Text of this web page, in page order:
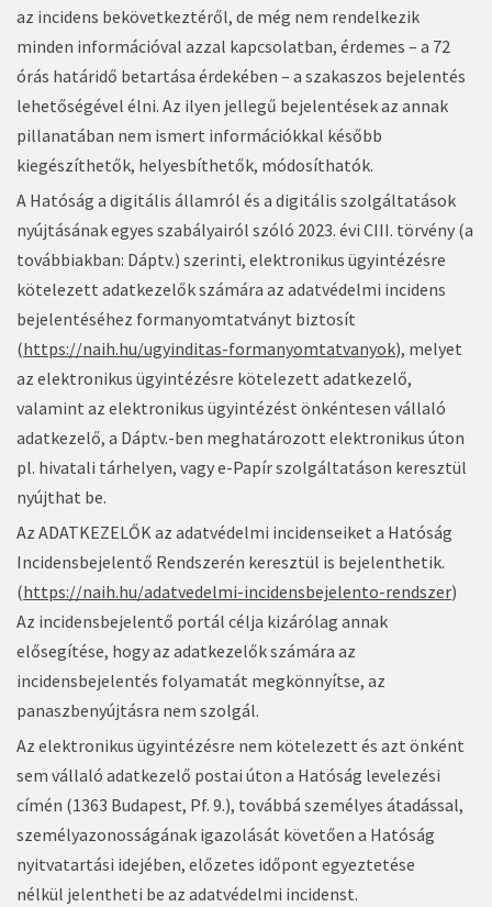
az incidens bekövetkeztéről, de még nem rendelkezik
minden információval azzal kapcsolatban, érdemes – a 72
órás határidő betartása érdekében – a szakaszos bejelentés
lehetőségével élni. Az ilyen jellegű bejelentések az annak
pillanatában nem ismert információkkal később
kiegészíthetők, helyesbíthetők, módosíthatók.
A Hatóság a digitális államról és a digitális szolgáltatások
nyújtásának egyes szabályairól szóló 2023. évi CIII. törvény (a
továbbiakban: Dáptv.) szerinti, elektronikus ügyintézésre
kötelezett adatkezelők számára az adatvédelmi incidens
bejelentéséhez formanyomtatványt biztosít
(https://naih.hu/ugyinditas-formanyomtatvanyok), melyet
az elektronikus ügyintézésre kötelezett adatkezelő,
valamint az elektronikus ügyintézést önkéntesen vállaló
adatkezelő, a Dáptv.-ben meghatározott elektronikus úton
pl. hivatali tárhelyen, vagy e-Papír szolgáltatáson keresztül
nyújthat be.
Az ADATKEZELŐK az adatvédelmi incidenseiket a Hatóság
Incidensbejelentő Rendszerén keresztül is bejelenthetik.
(https://naih.hu/adatvedelmi-incidensbejelento-rendszer)
Az incidensbejelentő portál célja kizárólag annak
elősegítése, hogy az adatkezelők számára az
incidensbejelentés folyamatát megkönnyítse, az
panaszbenyújtásra nem szolgál.
Az elektronikus ügyintézésre nem kötelezett és azt önként
sem vállaló adatkezelő postai úton a Hatóság levelezési
címén (1363 Budapest, Pf. 9.), továbbá személyes átadással,
személyazonosságának igazolását követően a Hatóság
nyitvatartási idejében, előzetes időpont egyeztetése
nélkül jelentheti be az adatvédelmi incidenst.